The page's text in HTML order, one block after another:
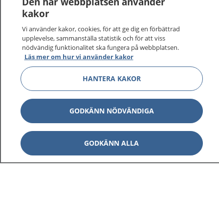
På 1177.se får du råd om hälsa och information om
sjukdomar och vilka mottagningar du kan kontakta.
Logga in för att läsa din journal och göra dina
vårdärenden. Ring telefonnummer 1177 för
sjukvårdsrådgivning dygnet runt.
1177 ger dig råd när du vill må bättre.
1177 på flera språk Visa
kakor
Vi använder kakor, cookies, för att ge dig en förbättrad
upplevelse, sammanställa statistik och för att viss
nödvändig funktionalitet ska fungera på webbplatsen.
Läs mer om hur vi använder kakor
HANTERA KAKOR
GODKÄNN NÖDVÄNDIGA
GODKÄNN ALLA